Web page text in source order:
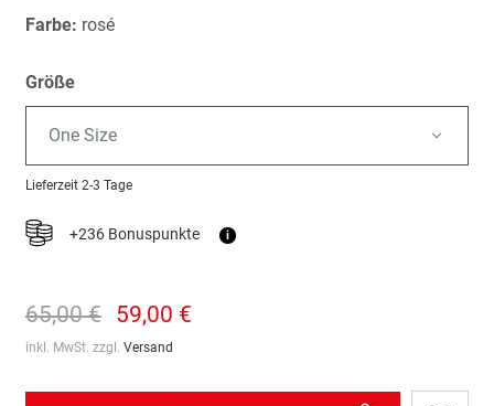
springen
Farbe: rosé
Größe
One Size
Lieferzeit 2-3 Tage
+236 Bonuspunkte i
65,00 € 59,00 €
inkl. MwSt. zzgl. Versand